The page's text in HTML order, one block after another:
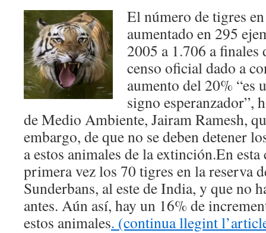
El número de tigres
aumentado en 295
2005 a 1.706 a finales
censo oficial dado a
aumento del 20% “es
signo esperanzador”,
de Medio Ambiente, Jairam Ramesh,
embargo, de que no se deben detener
a estos animales de la extinción.En
primera vez los 70 tigres en la reserva
Sunderbans, al este de India, y que no
antes. Aún así, hay un 16% de
estos animales. (continua llegint